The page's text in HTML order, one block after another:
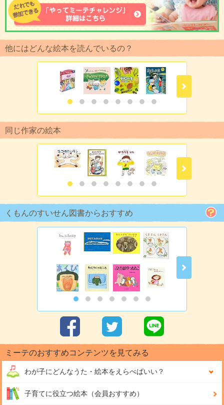
他にはどんな絵本を読んでいるの？
同じ作家の絵本
くもんのすいせん図書からおすすめ
ミーテのおすすめコンテンツを見てみる
わが子にどんなうた・絵本をえらべばいい？
子育てに役立つ絵本（会員おすすめ）